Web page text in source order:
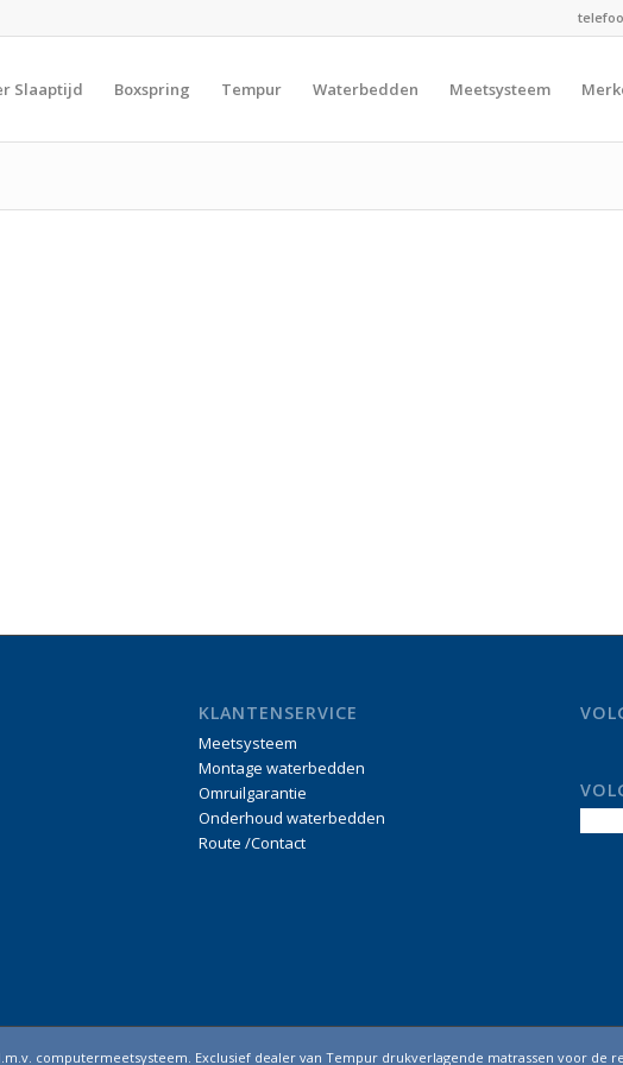
Slaaptijd Boxspring Tempur Waterbedden Meetsysteem
KLANTENSERVICE
Meetsysteem
Montage waterbedden
Omruilgarantie
Onderhoud waterbedden
Route /Contact
computermeetsysteem. Exclusief dealer van Tempur drukverlagende matrassen voor de